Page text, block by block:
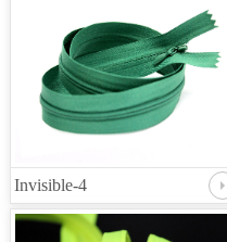
Invisible-4